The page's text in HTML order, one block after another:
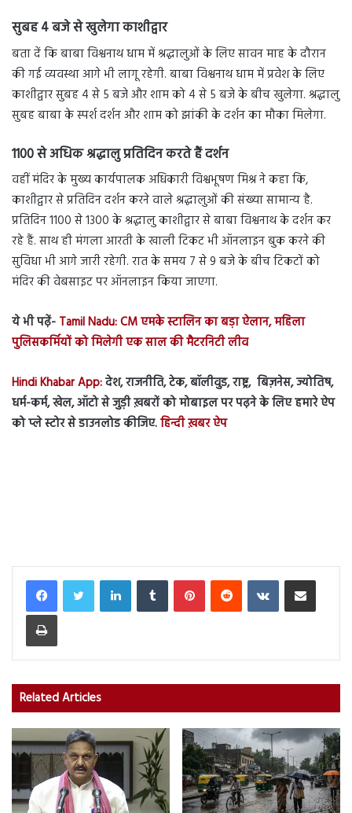
सुबह 4 बजे से खुलेगा काशीद्वार
बता दें कि बाबा विश्वनाथ धाम में श्रद्धालुओं के लिए सावन माह के दौरान
की गई व्यवस्था आगे भी लागू रहेगी. बाबा विश्वनाथ धाम में प्रवेश के लिए
काशीद्वार सुबह 4 से 5 बजे और शाम को 4 से 5 बजे के बीच खुलेगा. श्रद्धालु
सुबह बाबा के स्पर्श दर्शन और शाम को झांकी के दर्शन का मौका मिलेगा.
1100 से अधिक श्रद्धालु प्रतिदिन करते हैं दर्शन
वहीं मंदिर के मुख्य कार्यपालक अधिकारी विश्वभूषण मिश्र ने कहा कि,
काशीद्वार से प्रतिदिन दर्शन करने वाले श्रद्धालुओं की संख्या सामान्य है.
प्रतिदिन 1100 से 1300 के श्रद्धालु काशीद्वार से बाबा विश्वनाथ के दर्शन कर
रहे हैं. साथ ही मंगला आरती के खाली टिकट भी ऑनलाइन बुक करने की
सुविधा भी आगे जारी रहेगी. रात के समय 7 से 9 बजे के बीच टिकटों को
मंदिर की वेबसाइट पर ऑनलाइन किया जाएगा.
ये भी पढ़ें- Tamil Nadu: CM एमके स्टालिन का बड़ा ऐलान, महिला
पुलिसकर्मियों को मिलेगी एक साल की मैटरनिटी लीव
Hindi Khabar App:देश, राजनीति, टेक, बॉलीवुड, राष्ट्र, बिज़नेस, ज्योतिष,
धर्म-कर्म, खेल, ऑटो से जुड़ी ख़बरों को मोबाइल पर पढ़ने के लिए हमारे ऐप
को प्ले स्टोर से डाउनलोड कीजिए.हिन्दी ख़बर ऐप
LinkedInTumblr PinterestReddit VKontakteShare via Email
Print
Related Articles